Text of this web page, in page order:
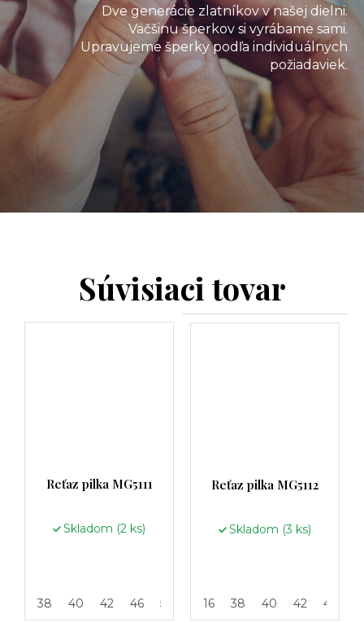
Dve generácie zlatníkov v našej dielni.
Väčšinu šperkov si vyrábame sami.
Upravujeme šperky podľa individuálnych
požiadaviek.
Súvisiaci tovar
Reťaz pilka MG5111
Skladom (2 ks)
38 40 42 46 50
Reťaz pilka MG5112
Skladom (3 ks)
16 38 40 42 46